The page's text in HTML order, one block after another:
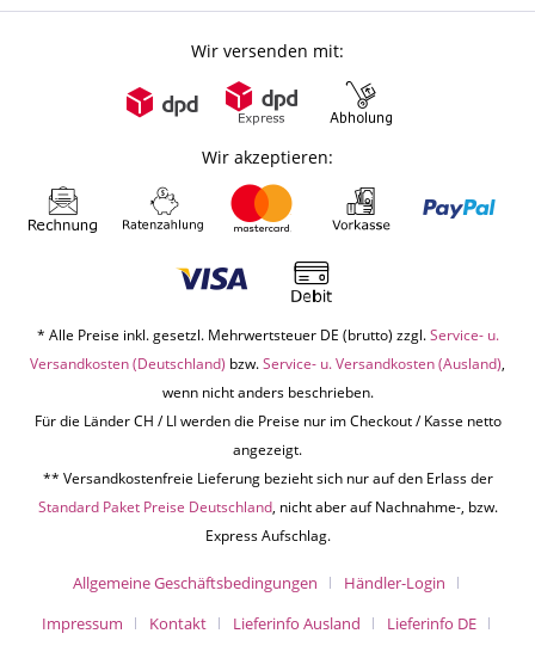
Wir versenden mit:
Wir akzeptieren:
* Alle Preise inkl. gesetzl. Mehrwertsteuer DE (brutto) zzgl.Service- u.
Versandkosten (Deutschland) bzw.Service- u. Versandkosten (Ausland),
wenn nicht anders beschrieben.
Für die Länder CH / LI werden die Preise nur im Checkout / Kasse netto
angezeigt.
** Versandkostenfreie Lieferung bezieht sich nur auf den Erlass der
Standard Paket Preise Deutschland, nicht aber auf Nachnahme-, bzw.
Express Aufschlag.
Allgemeine Geschäftsbedingungen
Händler-Login
Impressum
Kontakt Lieferinfo Ausland Lieferinfo DE